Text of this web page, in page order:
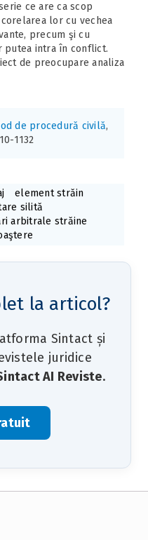
ce are ca scop
lor cu vechea
precum şi cu
putea intra în conflict.
de preocupare analiza
de procedură civilă,
1132
element străin
silită
arbitrale străine
la articol?
Sintact și
juridice
AI Reviste.